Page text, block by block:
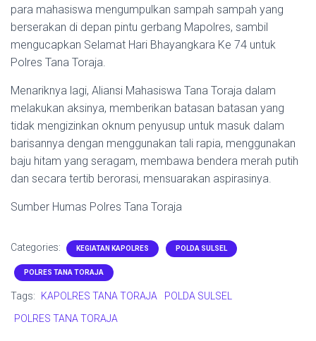
para mahasiswa mengumpulkan sampah sampah yang
berserakan di depan pintu gerbang Mapolres, sambil
mengucapkan Selamat Hari Bhayangkara Ke 74 untuk
Polres Tana Toraja.
Menariknya lagi, Aliansi Mahasiswa Tana Toraja dalam
melakukan aksinya, memberikan batasan batasan yang
tidak mengizinkan oknum penyusup untuk masuk dalam
barisannya dengan menggunakan tali rapia, menggunakan
baju hitam yang seragam, membawa bendera merah putih
dan secara tertib berorasi, mensuarakan aspirasinya.
Sumber Humas Polres Tana Toraja
Categories: KEGIATAN KAPOLRES POLDA SULSEL
POLRES TANA TORAJA
Tags: KAPOLRES TANA TORAJA
POLDA SULSEL
POLRES TANA TORAJA